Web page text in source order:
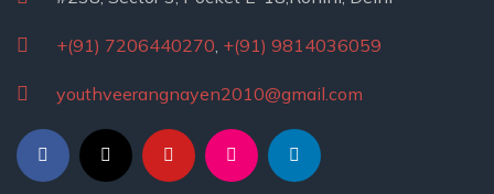
+(91) 7206440270 +(91) 9814036059
youthveerangnayen2010@gmail.com